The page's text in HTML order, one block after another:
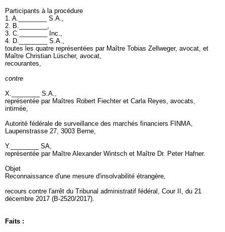
Participants à la procédure
1. A.________ S.A.,
2. B.________,
3. C.________ Inc.,
4. D.________ S.A.,
toutes les quatre représentées par Maître Tobias Zellweger, avocat, et
Maître Christian Lüscher, avocat,
recourantes,
contre
X.________ S.A.,
représentée par Maîtres Robert Fiechter et Carla Reyes, avocats,
intimée,
Autorité fédérale de surveillance des marchés financiers FINMA,
Laupenstrasse 27, 3003 Berne,
Y.________ SA,
représentée par Maître Alexander Wintsch et Maître Dr. Peter Hafner.
Objet
Reconnaissance d'une mesure d'insolvabilité étrangère,
recours contre l'arrêt du Tribunal administratif fédéral, Cour II, du 21
décembre 2017 (B-2520/2017).
Faits :